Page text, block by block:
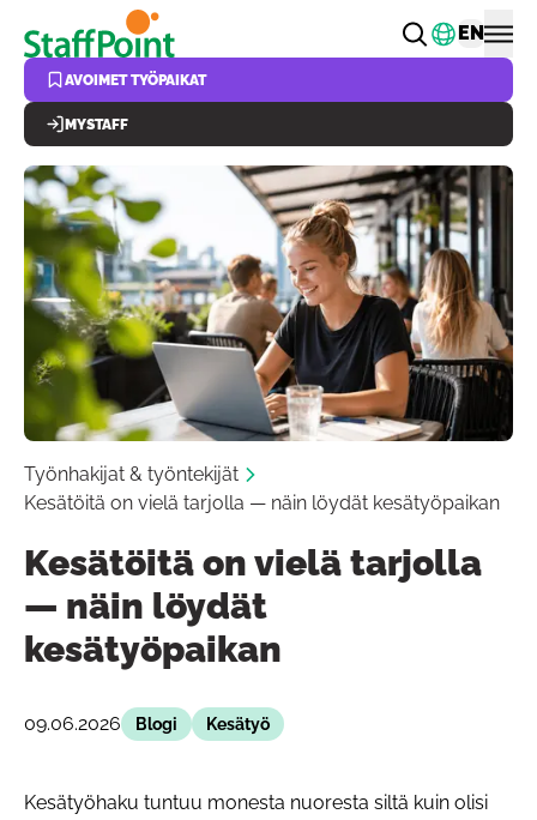
Hyppää pääsisältöön Vaihda
EN
AVOIMET TYÖPAIKAT
MYSTAFF
Työnhakijat & työntekijät
Kesätöitä on vielä tarjolla — näin löydät kesätyöpaikan
Kesätöitä on vielä tarjolla
— näin löydät
kesätyöpaikan
09.06.2026 Blogi Kesätyö
Kesätyöhaku tuntuu monesta nuoresta siltä kuin olisi